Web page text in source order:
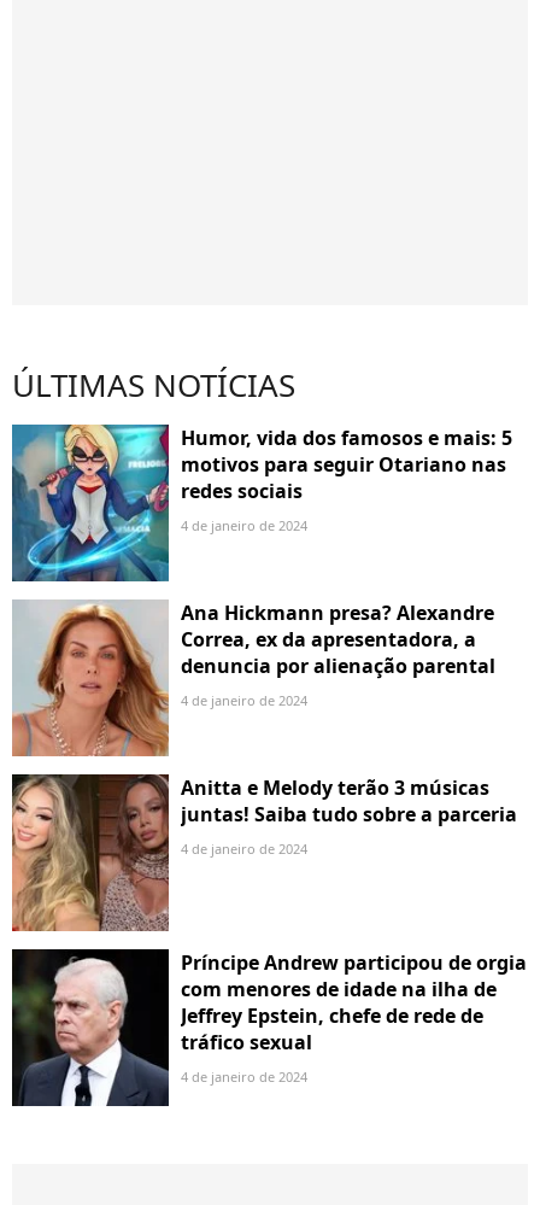
ÚLTIMAS NOTÍCIAS
Humor, vida dos famosos e mais: 5
motivos para seguir Otariano nas
redes sociais
4 de janeiro de 2024
Ana Hickmann presa? Alexandre
Correa, ex da apresentadora, a
denuncia por alienação parental
4 de janeiro de 2024
Anitta e Melody terão 3 músicas
juntas! Saiba tudo sobre a parceria
4 de janeiro de 2024
Príncipe Andrew participou de orgia
com menores de idade na ilha de
Jeffrey Epstein, chefe de rede de
tráfico sexual
4 de janeiro de 2024